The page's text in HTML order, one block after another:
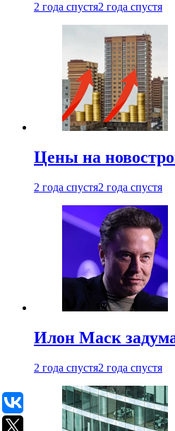
2 года спустя2 года спустя
Цены на
2 года спустя2 года спустя
Илон Маск
2 года спустя2 года спустя